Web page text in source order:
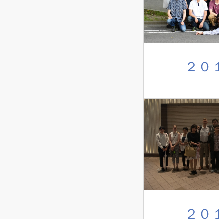
２０
２０